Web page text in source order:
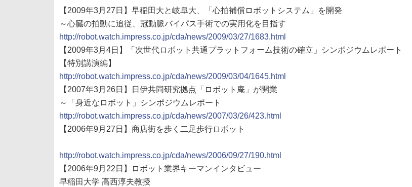
【2009年3月27日】早稲田大と岐阜大、「心拍補償ロボットシステム」を開発
～心臓の拍動に追従、冠動脈バイパス手術での実用化を目指す
http://robot.watch.impress.co.jp/cda/news/2009/03/27/1683.html
【2009年3月4日】「次世代ロボット共通プラットフォーム技術の確立」シンポジウムレポート
【特別講演編】
http://robot.watch.impress.co.jp/cda/news/2009/03/04/1645.html
【2007年3月26日】日伊共同研究拠点「ロボット庵」が開業
～「身近なロボット」シンポジウムレポート
http://robot.watch.impress.co.jp/cda/news/2007/03/26/423.html
【2006年9月27日】商店街を歩く二足歩行ロボット
http://robot.watch.impress.co.jp/cda/news/2006/09/27/190.html
【2006年9月22日】ロボット業界キーマンインタビュー
早稲田大学 高西淳夫教授